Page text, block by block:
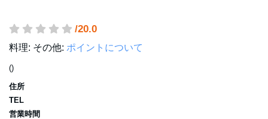
/20.0
料理: その他: ポイントについて
()
住所
TEL
営業時間